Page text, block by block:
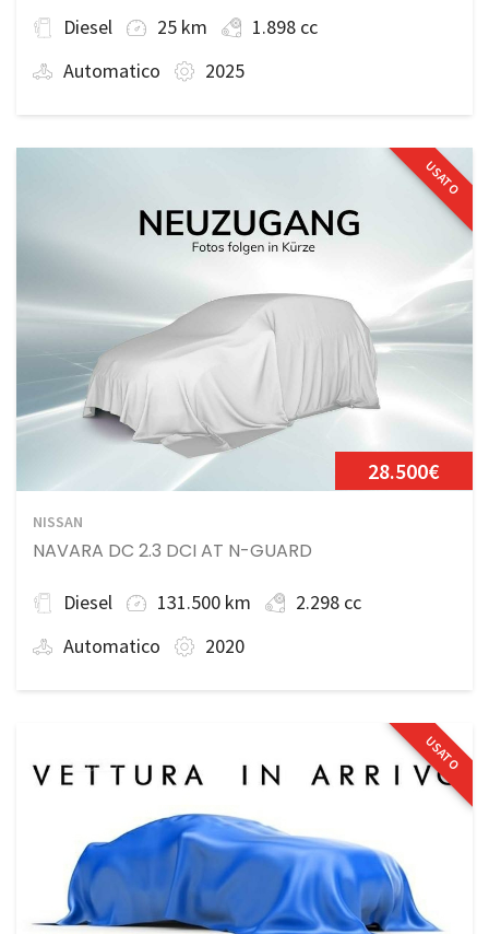
Diesel 25 km
1.898 cc
Automatico
2025
USATO
28.500€
NISSAN
NAVARA DC 2.3 DCI AT N-GUARD
Diesel 131.500 km
2.298 cc
Automatico
2020
USATO